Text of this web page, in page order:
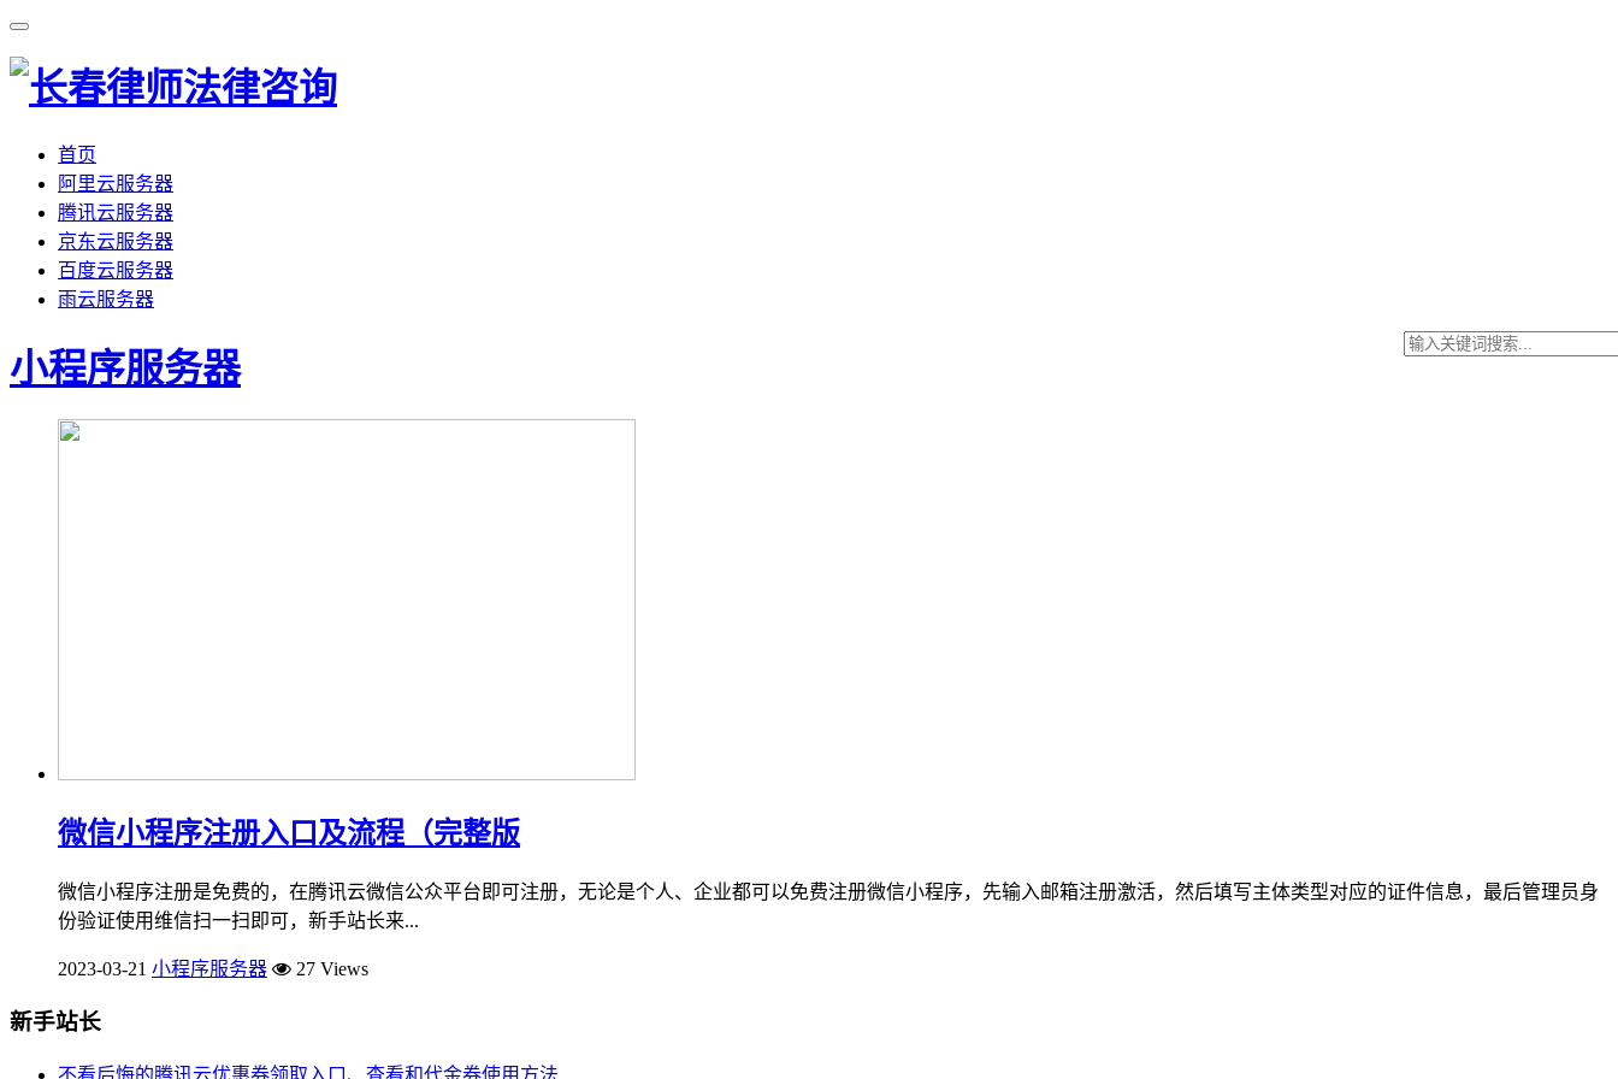
首页
阿里云服务器
腾讯云服务器
京东云服务器
百度云服务器
雨云服务器
小程序服务器
微信小程序注册入口及流程（完整版
微信小程序注册是免费的，在腾讯云微信公众平台即可注册，无论是个人、企业都可以免费注册微信小程序，先输入邮箱注册激活，然后填写主体类型对应的证件信息，最后管理员身
份验证使用维信扫一扫即可，新手站长来...
2023-03-21 小程序服务器 27 Views
新手站长
不看后悔的腾讯云优惠券领取入口、查看和代金券使用方法